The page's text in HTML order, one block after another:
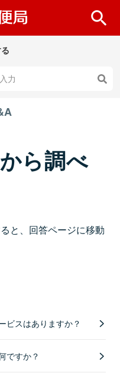
ら調べ
と、回答ページに移動
ビスはありますか？
ですか？